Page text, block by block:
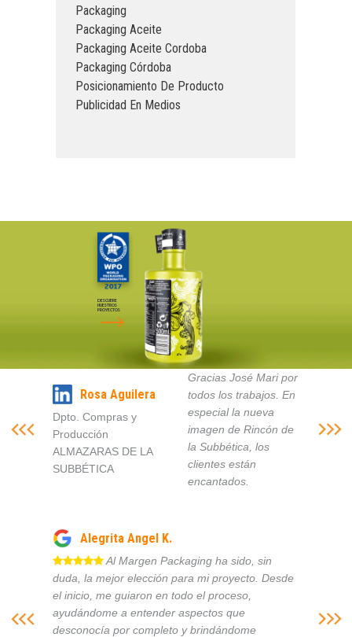
Packaging
Packaging Aceite
Packaging Aceite Cordoba
Packaging Córdoba
Posicionamiento De Producto
Publicidad En Medios
DESCUBRE
NUESTROS
PROYECTOS
Rosa Aguilera
Dpto. Compras y
Producción
ALMAZARAS DE LA
SUBBÉTICA
Gracias José Mari por
todos los trabajos. En
especial la nueva
imagen de Rincón de
la Subbética, los
clientes están
encantados.
Alegrita Angel K.
Al Margen Packaging ha sido, sin
duda, la mejor elección para mi proyecto. Desde
el inicio, me guiaron en todo el proceso,
ayudándome a entender aspectos que
desconocía por completo y brindándome